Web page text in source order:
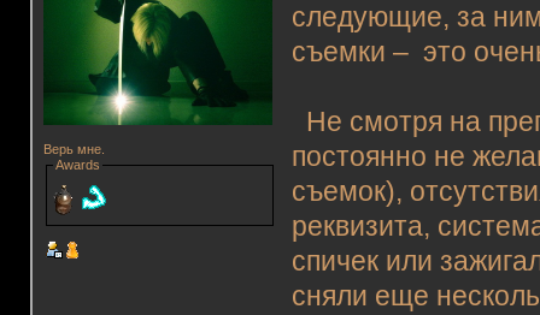
Верь мне.
Awards
следующие, за
съемки – это
Не смотря на
постоянно не
съемок),
реквизита,
спичек или
сняли еще